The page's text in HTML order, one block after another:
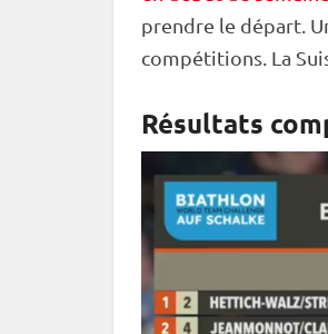
prendre le départ.
compétitions. La
Résultats